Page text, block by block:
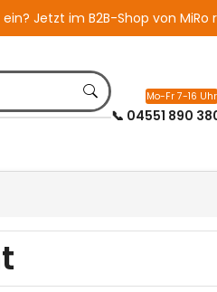
ein?Jetzt im B2B-Shop von MiRo
Mo-Fr 7-16 Uhr
📞 04551 890